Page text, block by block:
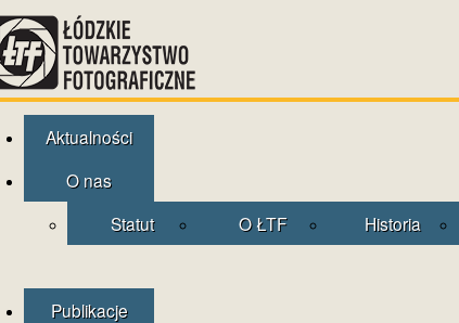
Aktualności
O nas
Statut
O ŁTF Historia
Publikacje